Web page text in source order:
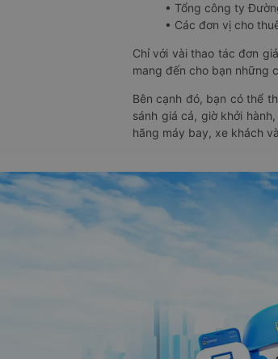
• Tổng công ty
• Các đơn vị cho
Chỉ với vài thao tác đơn
mang đến cho bạn những
Bên cạnh đó, bạn có thể
sánh giá cả, giờ khởi
hãng máy bay, xe khách